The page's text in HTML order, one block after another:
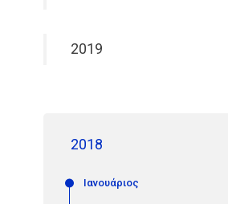
2019
2018
Ιανουάριος